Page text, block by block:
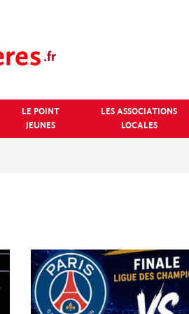
LE POINT
JEUNES
LES ASSOCIATIONS
LOCALES